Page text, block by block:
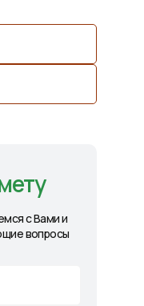
с Вами и
вопросы